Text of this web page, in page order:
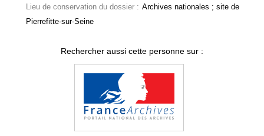
Lieu de conservation du dossier : Archives nationales ; site de
Pierrefitte-sur-Seine
Rechercher aussi cette personne sur :